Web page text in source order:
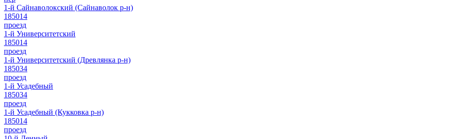
1-й Сайнаволокский (Сайнаволок р-н)
185014
проезд
1-й Университетский
185014
проезд
1-й Университетский (Древлянка р-н)
185034
проезд
1-й Усадебный
185034
проезд
1-й Усадебный (Кукковка р-н)
185014
проезд